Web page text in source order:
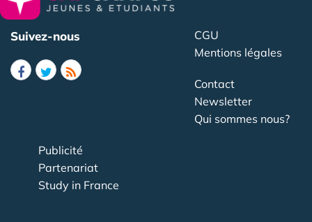
Suivez-nous
CGU
Mentions légales
Contact
Newsletter
Qui sommes nous?
Publicité
Partenariat
Study in France